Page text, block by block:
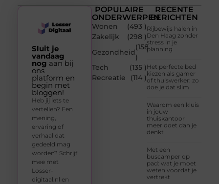
POPULAIRE
ONDERWERPEN
Wonen
(493 )
Zakelijk
(298 )
Gezondheid
(158
)
Tech
(135 )
Recreatie
(114 )
RECENTE
BERICHTEN
Rijbewijs halen in
Den Haag zonder
stress in je
planning
Het perfecte bed
kiezen als gamer
of thuiswerker: zo
doe je dat slim
Waarom een kluis
in jouw
thuiskantoor
meer doet dan je
denkt
Met een
buscamper op
pad: wat je moet
weten voordat je
vertrekt
Sluit je
vandaag
nog aan bij
ons
platform en
begin met
bloggen!
Heb jij iets te
vertellen? Een
mening,
ervaring of
verhaal dat
gedeeld mag
worden? Schrijf
mee met
Losser-
digitaal.nl en